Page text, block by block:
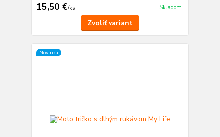
15,50 €/ks Skladom
Zvoliť variant
Novinka